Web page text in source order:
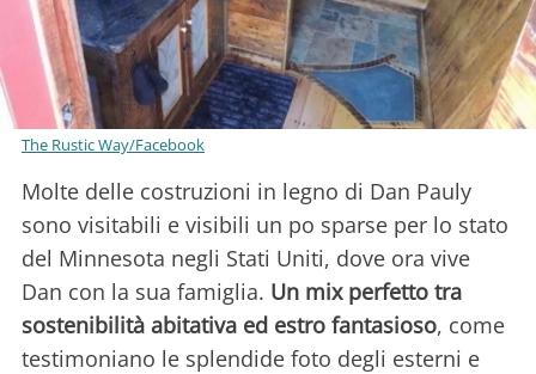
The Rustic Way/Facebook
Molte delle costruzioni in legno di Dan Pauly
sono visitabili e visibili un po sparse per lo stato
del Minnesota negli Stati Uniti, dove ora vive
Dan con la sua famiglia. Un mix perfetto tra
sostenibilità abitativa ed estro fantasioso, come
testimoniano le splendide foto degli esterni e